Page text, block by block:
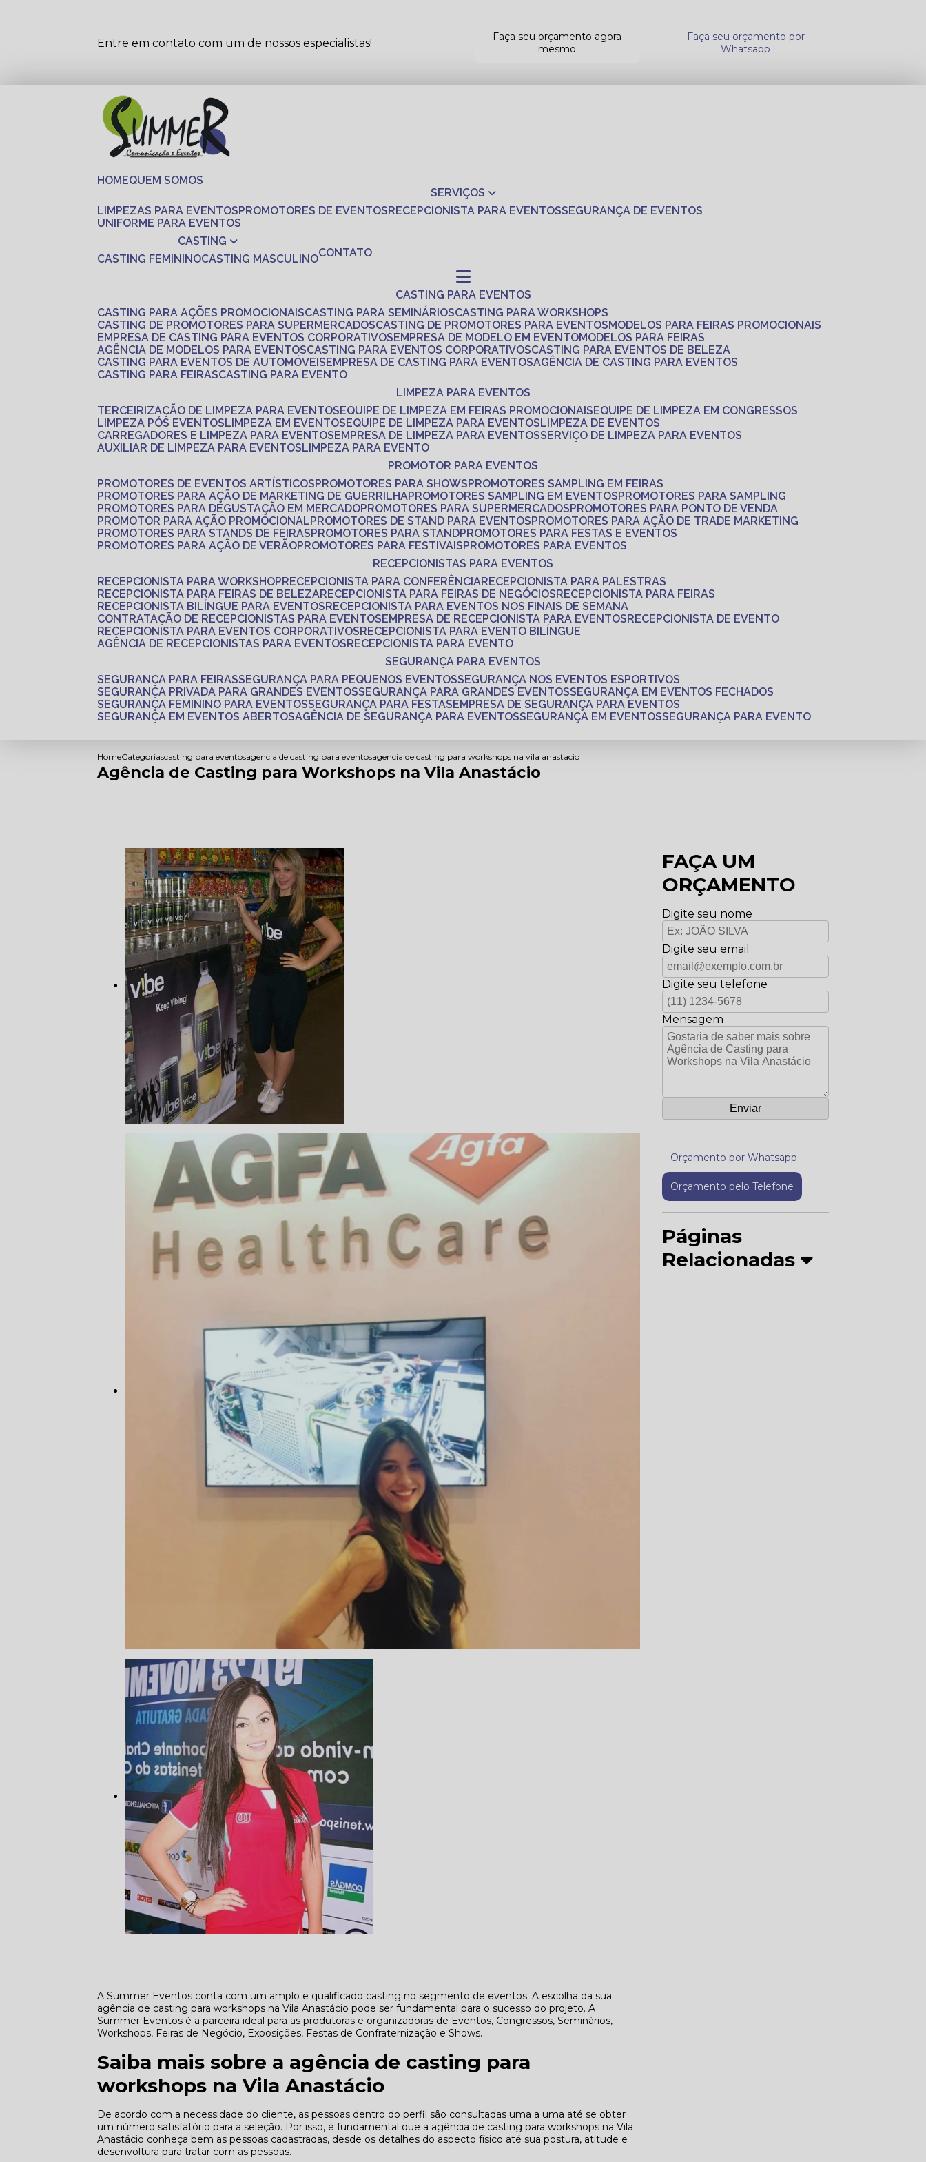
Entre em contato com um de nossos especialistas!
Faça seu orçamento agora
mesmo
Faça seu orçamento por
Whatsapp
HOME
QUEM SOMOS
SERVIÇOS
LIMPEZAS PARA EVENTOS
PROMOTORES DE EVENTOS RECEPCIONISTA PARA EVENTOS SEGURANÇA DE EVENTOS
UNIFORME PARA EVENTOS
CASTING
CASTING FEMININO CASTING MASCULINO CONTATO
CASTING PARA EVENTOS
CASTING PARA AÇÕES PROMOCIONAIS
CASTING PARA SEMINÁRIOS
CASTING PARA WORKSHOPS
CASTING DE PROMOTORES PARA SUPERMERCADOS
CASTING DE PROMOTORES PARA EVENTOS
MODELOS PARA FEIRAS PROMOCIONAIS
EMPRESA DE CASTING PARA EVENTOS CORPORATIVOS
EMPRESA DE MODELO EM EVENTO
MODELOS PARA FEIRAS
AGÊNCIA DE MODELOS PARA EVENTOS
CASTING PARA EVENTOS CORPORATIVOS
CASTING PARA EVENTOS DE BELEZA
CASTING PARA EVENTOS DE AUTOMÓVEIS
EMPRESA DE CASTING PARA EVENTOS
AGÊNCIA DE CASTING PARA EVENTOS
CASTING PARA FEIRAS
CASTING PARA EVENTO
LIMPEZA PARA EVENTOS
TERCEIRIZAÇÃO DE LIMPEZA PARA EVENTOS
EQUIPE DE LIMPEZA EM FEIRAS PROMOCIONAIS
EQUIPE DE LIMPEZA EM CONGRESSOS
LIMPEZA PÓS EVENTOS
LIMPEZA EM EVENTOS EQUIPE DE LIMPEZA PARA EVENTOS
LIMPEZA DE EVENTOS
CARREGADORES E LIMPEZA PARA EVENTOS
EMPRESA DE LIMPEZA PARA EVENTOS SERVIÇO DE LIMPEZA PARA EVENTOS
AUXILIAR DE LIMPEZA PARA EVENTOS
LIMPEZA PARA EVENTO
PROMOTOR PARA EVENTOS
PROMOTORES DE EVENTOS ARTÍSTICOS
PROMOTORES PARA SHOWS
PROMOTORES SAMPLING EM FEIRAS
PROMOTORES PARA AÇÃO DE MARKETING DE GUERRILHA PROMOTORES SAMPLING EM EVENTOS
PROMOTORES PARA SAMPLING
PROMOTORES PARA DEGUSTAÇÃO EM MERCADO PROMOTORES PARA SUPERMERCADOS
PROMOTORES PARA PONTO DE VENDA
PROMOTOR PARA AÇÃO PROMOCIONAL
PROMOTORES DE STAND PARA EVENTOS
PROMOTORES PARA AÇÃO DE TRADE MARKETING
PROMOTORES PARA STANDS DE FEIRAS
PROMOTORES PARA STAND PROMOTORES PARA FESTAS E EVENTOS
PROMOTORES PARA AÇÃO DE VERÃO PROMOTORES PARA FESTIVAIS
PROMOTORES PARA EVENTOS
RECEPCIONISTAS PARA EVENTOS
RECEPCIONISTA PARA WORKSHOP
RECEPCIONISTA PARA CONFERÊNCIA
RECEPCIONISTA PARA PALESTRAS
RECEPCIONISTA PARA FEIRAS DE BELEZA
RECEPCIONISTA PARA FEIRAS DE NEGÓCIOS
RECEPCIONISTA PARA FEIRAS
RECEPCIONISTA BILÍNGUE PARA EVENTOS
RECEPCIONISTA PARA EVENTOS NOS FINAIS DE SEMANA
CONTRATAÇÃO DE RECEPCIONISTAS PARA EVENTOS
EMPRESA DE RECEPCIONISTA PARA EVENTOS
RECEPCIONISTA DE EVENTO
RECEPCIONISTA PARA EVENTOS CORPORATIVOS
RECEPCIONISTA PARA EVENTO BILÍNGUE
AGÊNCIA DE RECEPCIONISTAS PARA EVENTOS
RECEPCIONISTA PARA EVENTO
SEGURANÇA PARA EVENTOS
SEGURANÇA PARA FEIRAS SEGURANÇA PARA PEQUENOS EVENTOS SEGURANÇA NOS EVENTOS ESPORTIVOS
SEGURANÇA PRIVADA PARA GRANDES EVENTOS SEGURANÇA PARA GRANDES EVENTOS SEGURANÇA EM EVENTOS FECHADOS
SEGURANÇA FEMININO PARA EVENTOS SEGURANÇA PARA FESTAS
EMPRESA DE SEGURANÇA PARA EVENTOS
SEGURANÇA EM EVENTOS ABERTOS
AGÊNCIA DE SEGURANÇA PARA EVENTOS SEGURANÇA EM EVENTOS SEGURANÇA PARA EVENTO
HomeCategoriascasting para eventosagencia de casting para eventosagencia de casting para workshops na vila anastacio
Agência de Casting para Workshops na Vila Anastácio
A Summer Eventos conta com um amplo e qualificado casting no segmento de eventos. A escolha da sua
agência de casting para workshops na Vila Anastácio pode ser fundamental para o sucesso do projeto. A
Summer Eventos é a parceira ideal para as produtoras e organizadoras de Eventos, Congressos, Seminários,
Workshops, Feiras de Negócio, Exposições, Festas de Confraternização e Shows.
Saiba mais sobre a agência de casting para
workshops na Vila Anastácio
De acordo com a necessidade do cliente, as pessoas dentro do perfil são consultadas uma a uma até se obter
um número satisfatório para a seleção. Por isso, é fundamental que a agência de casting para workshops na Vila
Anastácio conheça bem as pessoas cadastradas, desde os detalhes do aspecto físico até sua postura, atitude e
desenvoltura para tratar com as pessoas.
FAÇA UM
ORÇAMENTO
Digite seu nome
Digite seu email
Digite seu telefone
Mensagem
Orçamento por Whatsapp
Orçamento pelo Telefone
Páginas
Relacionadas